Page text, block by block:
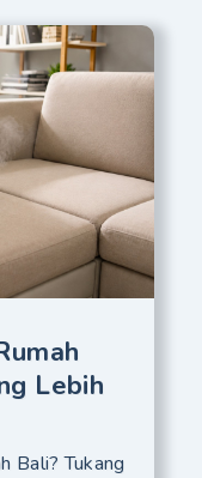
Lebih
Bali? Tukang